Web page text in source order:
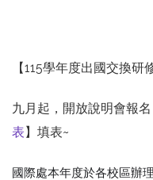
【115學年度出國交換研
九月起，開放說明會報
表】填表~
國際處本年度於各校區辦